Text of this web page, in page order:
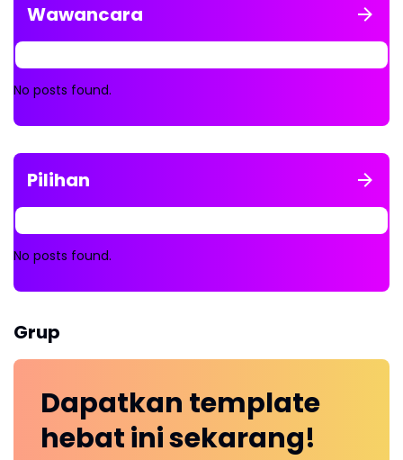
Wawancara
No posts found.
Pilihan
No posts found.
Grup
Dapatkan template
hebat inisekarang!